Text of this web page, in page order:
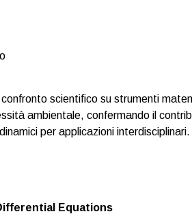
confronto scientifico su strumenti
ambientale, confermando il
per applicazioni interdisciplinari.
Equations